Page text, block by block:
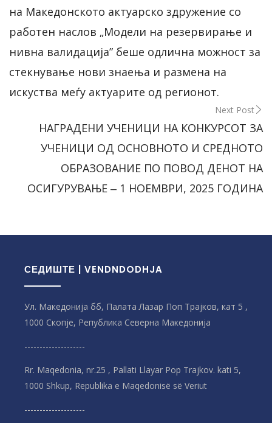
на Македонското актуарско здружение со
работен наслов „Модели на резервирање и
нивна валидација” беше одлична можност за
стекнување нови знаења и размена на
искуства меѓу актуарите од регионот.
Next Post
НАГРАДЕНИ УЧЕНИЦИ НА КОНКУРСОТ ЗА
УЧЕНИЦИ ОД ОСНОВНОТО И СРЕДНОТО
ОБРАЗОВАНИЕ ПО ПОВОД ДЕНОТ НА
ОСИГУРУВАЊЕ ‒ 1 НОЕМВРИ, 2025 ГОДИНА
СЕДИШТЕ | VENDNDODHJA
Ул. Македонија бб, Палата Лазар Поп Трајков, кат 5 ,
1000 Скопје, Република Северна Македонијa
--------------------
Rr. Maqedonia, nr.25 , Pallati Llayar Pop Trajkov. kati 5,
1000 Shkup, Republika e Maqedonisë së Veriut
--------------------